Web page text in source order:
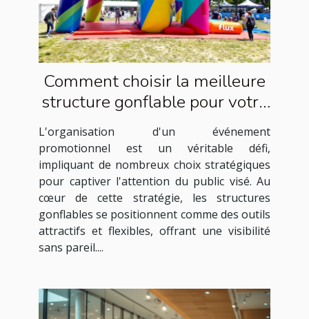
Comment choisir la meilleure
structure gonflable pour votre
événement promotionnel
L'organisation d'un événement
promotionnel est un véritable défi,
impliquant de nombreux choix stratégiques
pour captiver l'attention du public visé. Au
cœur de cette stratégie, les structures
gonflables se positionnent comme des outils
attractifs et flexibles, offrant une visibilité
sans pareil....